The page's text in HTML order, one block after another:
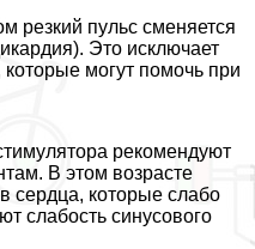
резкий пульс сменяется
Это исключает
могут помочь при
рекомендуют
В этом возрасте
сердца, которые слабо
слабость синусового